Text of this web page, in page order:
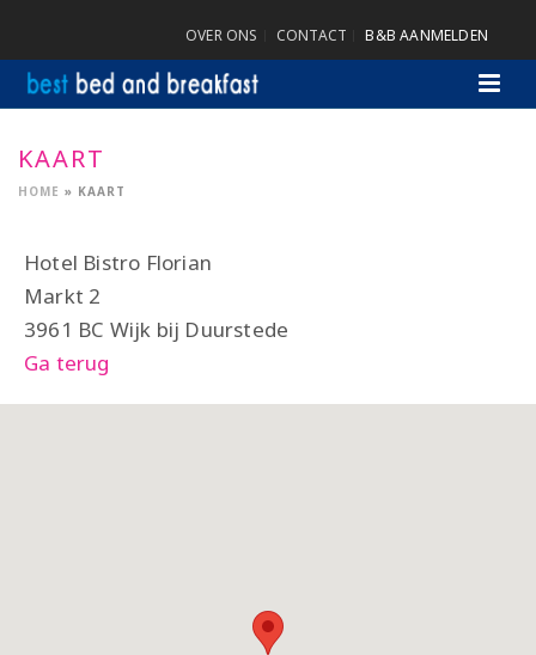
OVER ONS CONTACT B&B AANMELDEN
KAART
HOME » KAART
Hotel Bistro Florian
Markt 2
3961 BC Wijk bij Duurstede
Ga terug